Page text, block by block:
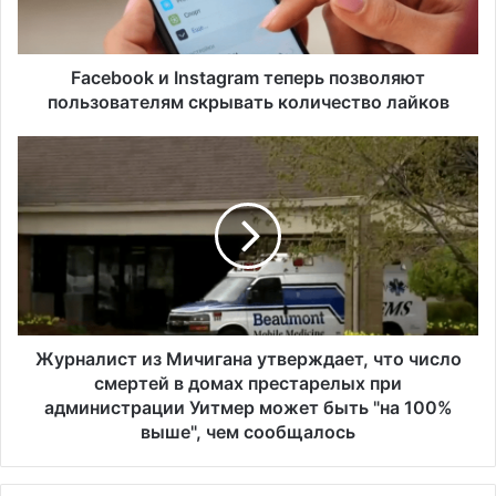
и
r
a
п
з
Facebook и Instagram теперь позволяют
пользователям скрывать количество лайков
н
а
т
и
Журналист из Мичигана утверждает, что число
смертей в домах престарелых при
администрации Уитмер может быть "на 100%
выше", чем сообщалось